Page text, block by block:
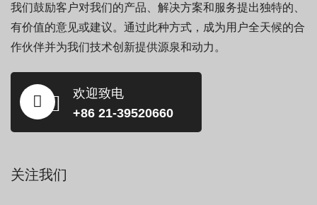
我们鼓励客户对我们的产品、解决方案和服务提出独特的、
有价值的意见或建议。通过此种方式，成为用户全天候的合
作伙伴并为我们技术创新提供源泉和动力。
欢迎致电
+86 21-39520660
关注我们